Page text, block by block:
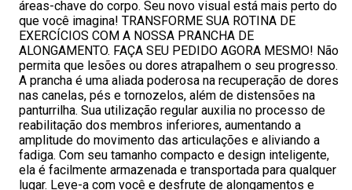
áreas-chave do corpo. Seu novo visual está mais perto do
que você imagina! TRANSFORME SUA ROTINA DE
EXERCÍCIOS COM A NOSSA PRANCHA DE
ALONGAMENTO. FAÇA SEU PEDIDO AGORA MESMO! Não
permita que lesões ou dores atrapalhem o seu progresso.
A prancha é uma aliada poderosa na recuperação de dores
nas canelas, pés e tornozelos, além de distensões na
panturrilha. Sua utilização regular auxilia no processo de
reabilitação dos membros inferiores, aumentando a
amplitude do movimento das articulações e aliviando a
fadiga. Com seu tamanho compacto e design inteligente,
ela é facilmente armazenada e transportada para qualquer
lugar. Leve-a com você e desfrute de alongamentos e